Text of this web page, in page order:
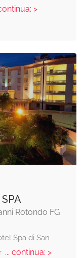
>
Rotondo FG
Spa di San
... continua: >